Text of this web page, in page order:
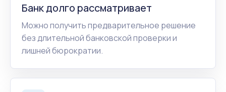
Банк долго рассматривает
Можно получить предварительное решение
без длительной банковской проверки и
лишней бюрократии.